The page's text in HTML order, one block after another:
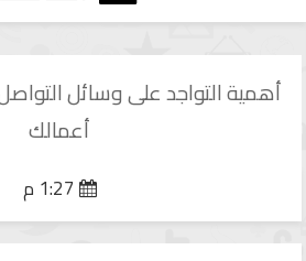
أهمية التواجد على وسائل
أعمالك
1:27 م